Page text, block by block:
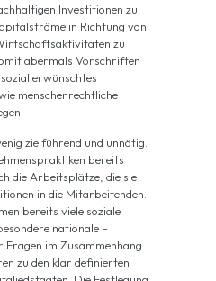
Investitionen zu
in Richtung von
zu
abermals Vorschriften
erwünschtes
menschenrechtliche
zielführend und unnötig.
bereits
die Arbeitsplätze, die sie
in die Mitarbeitenden.
bereits viele soziale
nationale –
im Zusammenhang
zu den klar definierten